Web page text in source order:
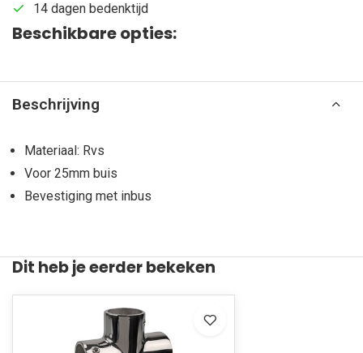
14 dagen bedenktijd
Beschikbare opties:
Beschrijving
Materiaal: Rvs
Voor 25mm buis
Bevestiging met inbus
Dit heb je eerder bekeken